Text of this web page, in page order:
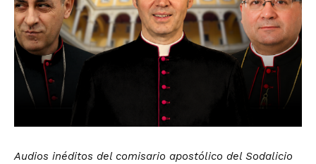
Audios inéditos del comisario apostólico del Sodalicio